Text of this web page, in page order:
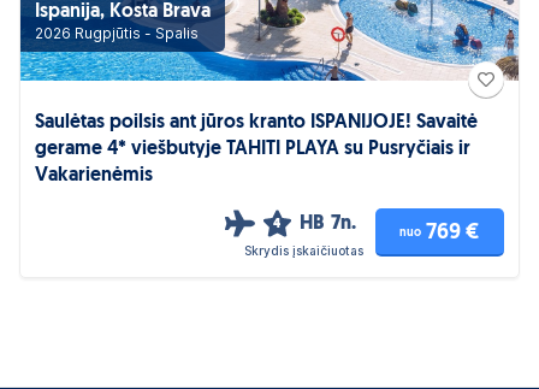
Ispanija, Kosta Brava
2026 Rugpjūtis - Spalis
Saulėtas poilsis ant jūros kranto ISPANIJOJE! Savaitė
gerame 4* viešbutyje TAHITI PLAYA su Pusryčiais ir
Vakarienėmis
4 HB 7n.
Skrydis įskaičiuotas
nuo 769 €